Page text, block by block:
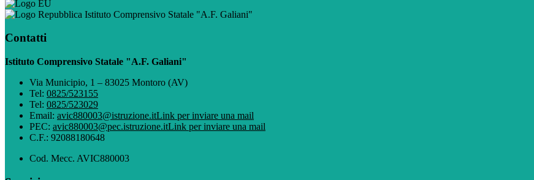
Istituto Comprensivo Statale "A.F. Galiani"
Contatti
Istituto Comprensivo Statale "A.F. Galiani"
Via Municipio, 1 – 83025 Montoro (AV)
Tel: 0825/523155
Tel: 0825/523029
Email: avic880003@istruzione.itLink per inviare una mail
PEC: avic880003@pec.istruzione.itLink per inviare una mail
C.F.: 92088180648
Cod. Mecc. AVIC880003